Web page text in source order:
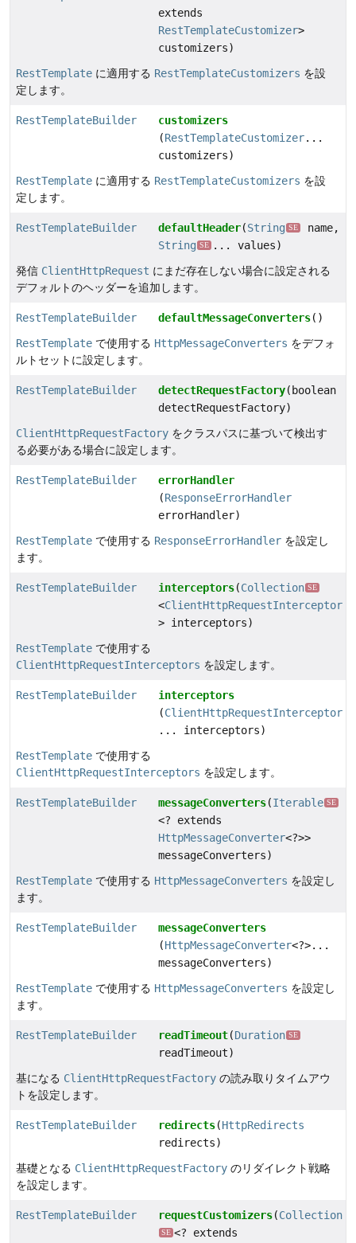
extends
RestTemplateCustomizer>
customizers)
RestTemplate に適用する RestTemplateCustomizers を設
定します。
RestTemplateBuilder
customizers
(RestTemplateCustomizer...
customizers)
RestTemplate に適用する RestTemplateCustomizers を設
定します。
RestTemplateBuilder defaultHeader(String SE
name,
String SE
... values)
発信 ClientHttpRequest にまだ存在しない場合に設定される
デフォルトのヘッダーを追加します。
RestTemplateBuilder defaultMessageConverters()
RestTemplate で使用する HttpMessageConverters をデフォ
ルトセットに設定します。
RestTemplateBuilder detectRequestFactory(boolean
detectRequestFactory)
ClientHttpRequestFactory をクラスパスに基づいて検出す
る必要がある場合に設定します。
RestTemplateBuilder
errorHandler
(ResponseErrorHandler
errorHandler)
RestTemplate で使用する ResponseErrorHandler を設定し
ます。
RestTemplateBuilder interceptors(Collection SE
<ClientHttpRequestInterceptor
> interceptors)
RestTemplate で使用する
ClientHttpRequestInterceptors を設定します。
RestTemplateBuilder
interceptors
(ClientHttpRequestInterceptor
... interceptors)
RestTemplate で使用する
ClientHttpRequestInterceptors を設定します。
RestTemplateBuilder messageConverters(Iterable SE
<? extends
HttpMessageConverter<?>>
messageConverters)
RestTemplate で使用する HttpMessageConverters を設定し
ます。
RestTemplateBuilder
messageConverters
(HttpMessageConverter<?>...
messageConverters)
RestTemplate で使用する HttpMessageConverters を設定し
ます。
RestTemplateBuilder readTimeout(Duration SE
readTimeout)
基になる ClientHttpRequestFactory の読み取りタイムアウ
トを設定します。
RestTemplateBuilder redirects(HttpRedirects
redirects)
基礎となる ClientHttpRequestFactory のリダイレクト戦略
を設定します。
RestTemplateBuilder requestCustomizers(Collection
SE <? extends